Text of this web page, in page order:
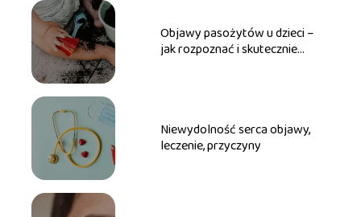
Objawy pasożytów u dzieci –
jak rozpoznać i skutecznie
Niewydolność serca objawy,
leczenie, przyczyny